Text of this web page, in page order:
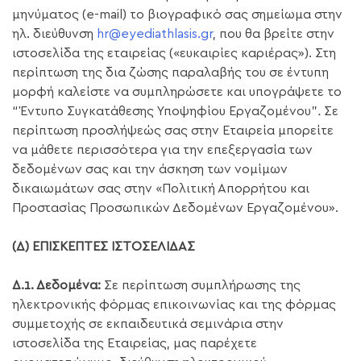
μηνύματος (e-mail) το βιογραφικό σας σημείωμα στην
ηλ. διεύθυνση hr@eyediathlasis.gr, που θα βρείτε στην
ιστοσελίδα της εταιρείας («ευκαιρίες καριέρας»). Στη
περίπτωση της δια ζώσης παραλαβής του σε έντυπη
μορφή καλείστε να συμπληρώσετε και υπογράψετε το
“Έντυπο Συγκατάθεσης Υποψηφίου Εργαζομένου”. Σε
περίπτωση προσλήψεώς σας στην Εταιρεία μπορείτε
να μάθετε περισσότερα για την επεξεργασία των
δεδομένων σας και την άσκηση των νομίμων
δικαιωμάτων σας στην «Πολιτική Απορρήτου και
Προστασίας Προσωπικών Δεδομένων Εργαζομένου».
(Δ) ΕΠΙΣΚΕΠΤΕΣ ΙΣΤΟΣΕΛΙΔΑΣ
Δ.1. Δεδομένα: Σε περίπτωση συμπλήρωσης της
ηλεκτρονικής φόρμας επικοινωνίας και της φόρμας
συμμετοχής σε εκπαιδευτικά σεμινάρια στην
ιστοσελίδα της Εταιρείας, μας παρέχετε